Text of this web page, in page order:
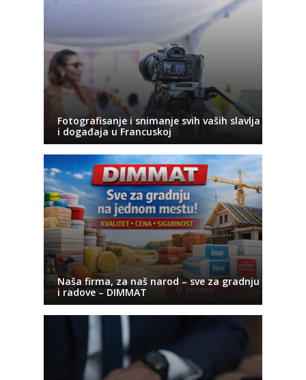
Fotografisanje i snimanje svih vaših slavlja
i događaja u Francuskoj
Naša firma, za naš narod – sve za gradnju
i radove – DIMMAT